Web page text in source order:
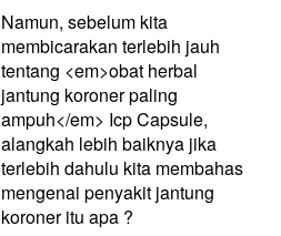
Namun, sebelum kita
membicarakan terlebih jauh
tentang <em>obat herbal
jantung koroner paling
ampuh</em> Icp Capsule,
alangkah lebih baiknya jika
terlebih dahulu kita membahas
mengenai penyakit jantung
koroner itu apa ?